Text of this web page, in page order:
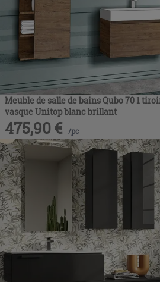
Meuble de salle de bains Qubo 70 1
vasque Unitop blanc brillant
475,90 € /pc